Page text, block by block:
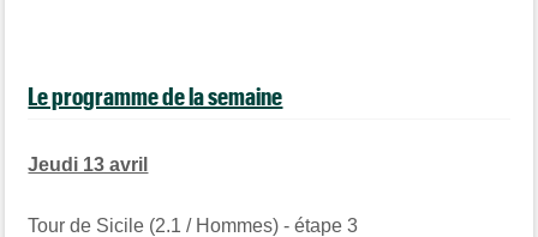
Le programme de la semaine
Jeudi 13 avril
Tour de Sicile (2.1 / Hommes) - étape 3